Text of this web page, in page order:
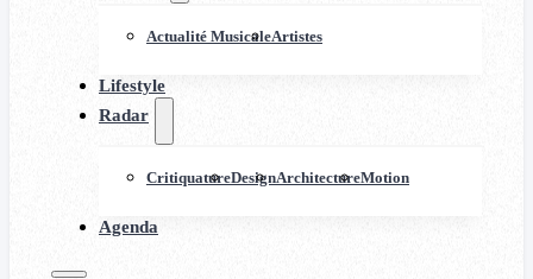
Actualité MusicaleArtistes
Lifestyle
Radar
CritiquatureDesignArchitectureMotion
Agenda